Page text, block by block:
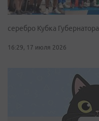
серебро Кубка Губернатора
16:29, 17 июля 2026